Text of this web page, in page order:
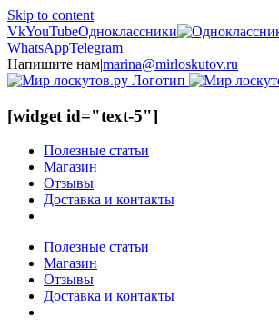
Skip to content
VkYouTubeОдноклассники
WhatsAppTelegram
Напишите нам|marina@mirloskutov.ru
[widget id="text-5"]
Полезные статьи
Магазин
Отзывы
Доставка и контакты
Полезные статьи
Магазин
Отзывы
Доставка и контакты